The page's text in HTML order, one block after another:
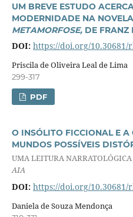
UM BREVE ESTUDO
MODERNIDADE NA
METAMORFOSE, DE FRANZ
DOI: https://doi.org/10.30681/
Priscila de Oliveira Leal de Lima
299-317
PDF
O INSÓLITO FICCIONAL E A
MUNDOS POSSÍVEIS
UMA LEITURA NARRATOLÓGICA
AIA
DOI: https://doi.org/10.30681/
Daniela de Souza Mendonça